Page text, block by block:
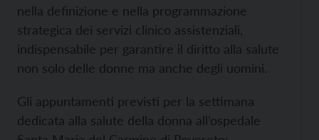
nella definizione e nella programmazione
strategica dei servizi clinico assistenziali,
indispensabile per garantire il diritto alla salute
non solo delle donne ma anche degli uomini.
Gli appuntamenti previsti per la settimana
dedicata alla salute della donna all’ospedale